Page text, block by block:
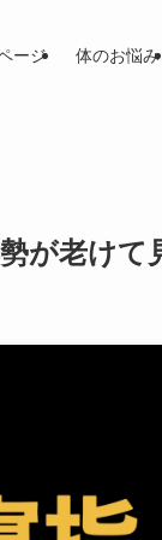
ージ 体のお悩み
勢が老け